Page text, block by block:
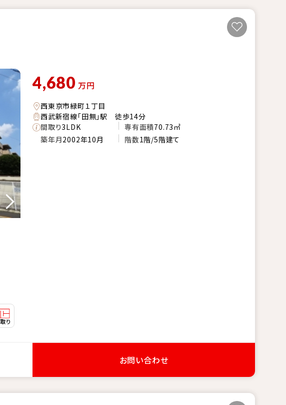
4,680 万円
西東京市緑町１丁目
西武新宿線「田無」駅 徒歩14分
間取り3LDK 専有面積70.73㎡
築年月2002年10月 階数1階/5階建て
お問い合わせ